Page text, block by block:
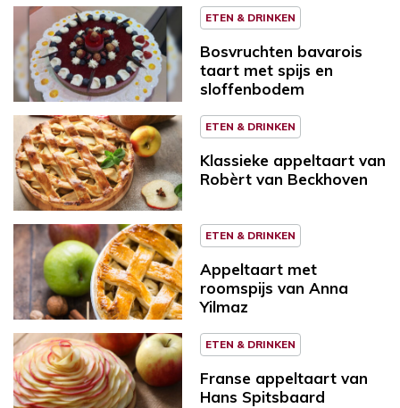
ETEN & DRINKEN
Bosvruchten bavarois
taart met spijs en
sloffenbodem
ETEN & DRINKEN
Klassieke appeltaart van
Robèrt van Beckhoven
ETEN & DRINKEN
Appeltaart met
roomspijs van Anna
Yilmaz
ETEN & DRINKEN
Franse appeltaart van
Hans Spitsbaard